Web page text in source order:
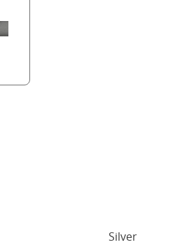
Silver